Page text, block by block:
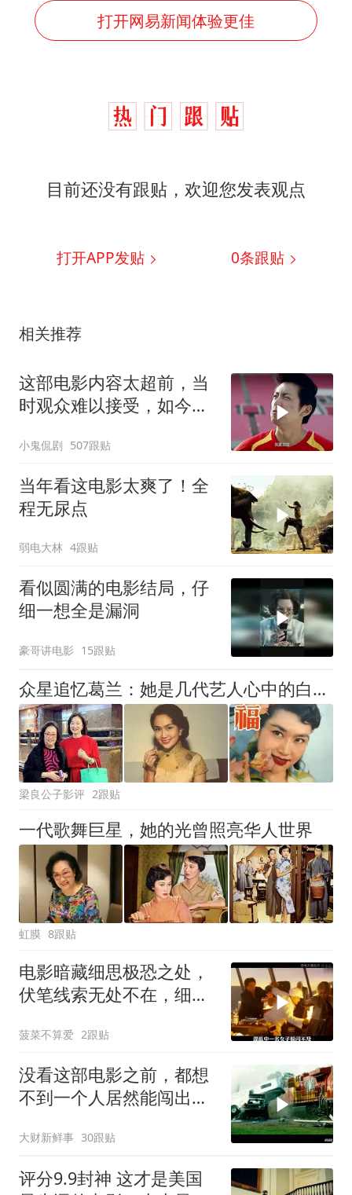
打开网易新闻体验更佳
目前还没有跟贴，欢迎您发表观点
打开APP发贴 0条跟贴
相关推荐
这部电影内容太超前，当
时观众难以接受，如今却
小鬼侃剧 507跟贴
当年看这电影太爽了！全
程无尿点
弱电大林 4跟贴
看似圆满的电影结局，仔
细一想全是漏洞
豪哥讲电影 15跟贴
众星追忆葛兰：她是几代艺人心中的白月光
梁良公子影评 2跟贴
一代歌舞巨星，她的光曾照亮华人世界
虹膜 8跟贴
电影暗藏细思极恐之处，
伏笔线索无处不在，细节
菠菜不算爱 2跟贴
没看这部电影之前，都想
不到一个人居然能闯出这
大财新鲜事 30跟贴
评分9.9封神 这才是美国